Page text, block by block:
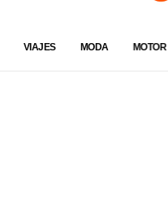
VIAJES MODA MOTOR